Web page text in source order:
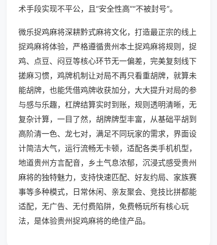
术手段实现不平公，且“安全性高”“不被封号”。
微乐捉鸡麻将深耕黔式麻将文化，打造最正宗的线上
捉鸡麻将体验，严格遵循贵州本土捉鸡麻将规则，捉
鸡、点豆、闷豆等核心环节无一偏差，完美复刻线下
搓麻习惯，鸡牌机制让对局不再只看重胡牌，就算未
能胡牌，也能凭借鸡牌收获加分，大大提升对局的参
与感与乐趣，杠牌结算实时到账，规则透明清晰，无
复杂计算，一目了然，胡牌牌型丰富，从基础平胡到
高阶清一色、龙七对，满足不同玩家的需求，界面设
计简洁大气，运行流畅无卡顿，适配各类手机机型，
地道贵州方言配音，乡土气息浓郁，沉浸式感受贵州
麻将的独特魅力，支持快速匹配、好友约局、家族赛
事等多种模式，日常休闲、亲友聚会、竞技比拼都能
适配，无广告、无付费陷阱，免费畅玩所有核心玩
法，是体验贵州捉鸡麻将的绝佳产品。